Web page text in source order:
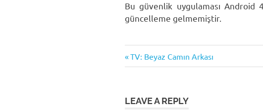
Bu güvenlik uygulaması Android
güncelleme gelmemiştir.
App
uygulama
Yazı
Previous
Post:
TV: Beyaz Camın Arkası
LEAVE A REPLY